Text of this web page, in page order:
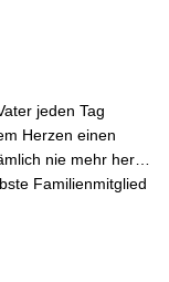
jeden Tag
Herzen einen
nie mehr her…
Familienmitglied